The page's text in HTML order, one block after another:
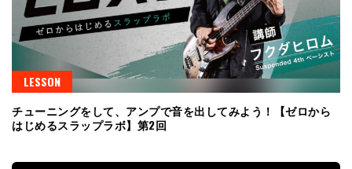
LESSON
チューニングをして、アンプで音を出してみよう！【ゼロから
はじめるスラップラボ】第2回